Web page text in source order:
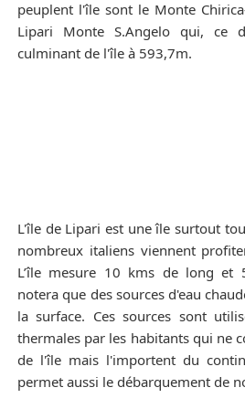
peuplent l'île sont le Monte
Lipari Monte S.Angelo qui, ce
culminant de l'île à 593,7m.
L'île de Lipari est une île surtout
nombreux italiens viennent
L’île mesure 10 kms de long et
notera que des sources d'eau
la surface. Ces sources sont
thermales par les habitants qui ne
de l'île mais l'importent du
permet aussi le débarquement de